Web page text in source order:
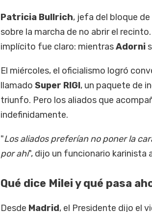
Patricia Bullrich, jefa del bloque de
sobre la marcha de no abrir el
implícito fue claro: mientrasAdorni
El miércoles, el oficialismo logró
llamado Super RIGI, un paquete de
triunfo. Pero los aliados que
indefinidamente.
"Los aliados preferían no poner la
por ahí", dijo un funcionario karinista
Qué dice Milei y qué pasa
Desde Madrid, el Presidente dijo el